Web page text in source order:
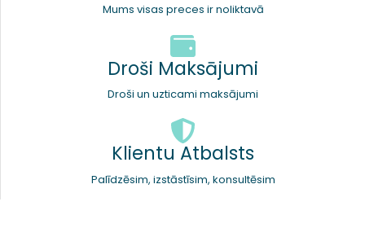
Mums visas preces ir noliktavā
Droši Maksājumi
Droši un uzticami maksājumi
Klientu Atbalsts
Palīdzēsim, izstāstīsim, konsultēsim